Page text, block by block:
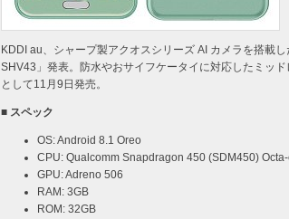
KDDI au、シャープ製アクオスシリーズ AI カメラを搭載
SHV43」発表。防水やおサイフケータイに対応したミッ
として11月9日発売。
■ スペック
OS: Android 8.1 Oreo
CPU: Qualcomm Snapdragon 450 (SDM450)
GPU: Adreno 506
RAM: 3GB
ROM: 32GB